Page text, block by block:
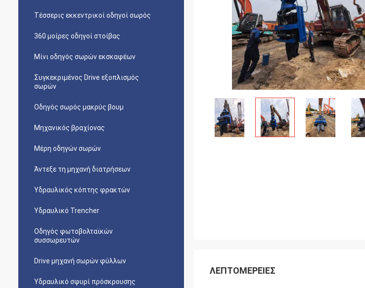
Τέσσερις εκκεντρικοί οδηγοί σωρός
360 μοίρες οδηγοί στοίβας
Μίνι οδηγός σωρών εκσκαφέων
Συγκεκριμένος Drive εξοπλισμός
σωρών
Οδηγός σωρός μακρύς βουμ
Μηχανικός βραχίονας
Μέρη οδηγών σωρών
Άντεξε τη μηχανή διατρήσεων
Υδραυλικός κόπτης φρακτών
Υδραυλικό Trencher
Οδηγός φωτοβολταϊκών
συσσωρευτών
Drive μηχανή σωρών φύλλων
Υδραυλικό σφυρί πρόσκρουσης
ΛΕΠΤΟΜΈΡΕΙΕΣ